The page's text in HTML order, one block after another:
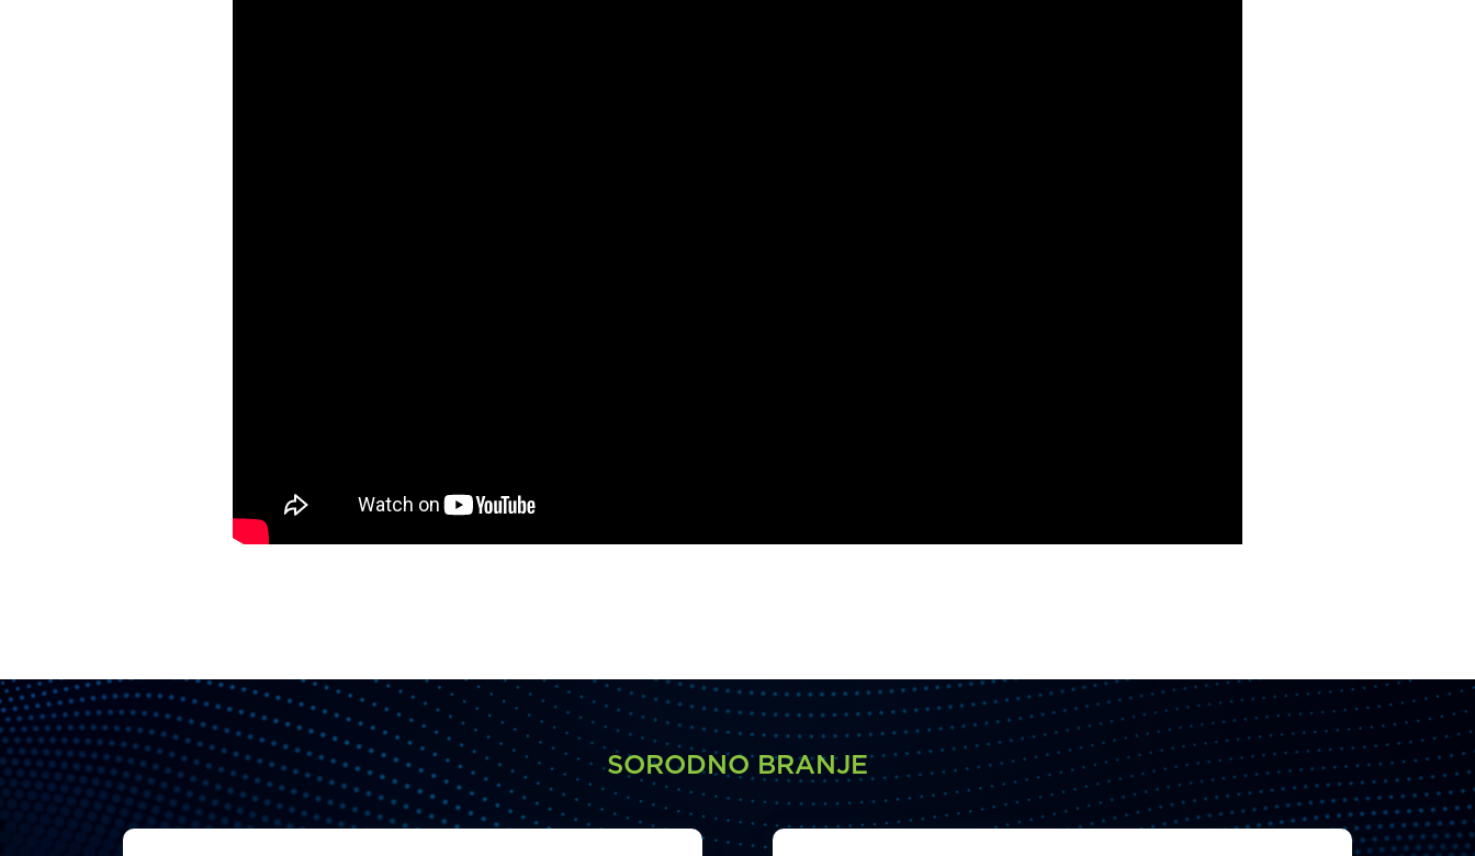
SORODNO BRANJE